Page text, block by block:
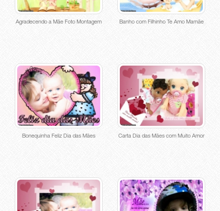
Agradecendo a Mãe Foto Montagem Banho com Filhinho Te Amo Mamãe
Bonequinha Feliz Dia das Mães Carta Dia das Mães com Muito Amor